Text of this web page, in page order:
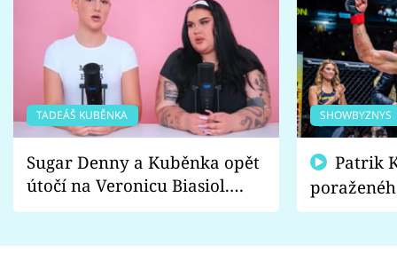
TADEÁŠ KUBĚNKA
Sugar Denny a Kuběnka opět
útočí na Veronicu Biasiol.
Proč je podle nich falešná a
SHOWBYZNYS
fanoušci